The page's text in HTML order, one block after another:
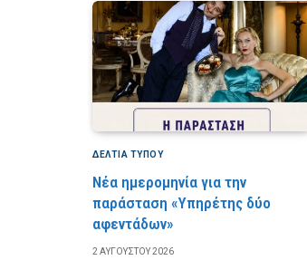
ΔΕΛΤΙΑ ΤΥΠΟΥ
Νέα ημερομηνία για την
παράσταση «Υπηρέτης δύο
αφεντάδων»
2 ΑΥΓΟΎΣΤΟΥ 2026